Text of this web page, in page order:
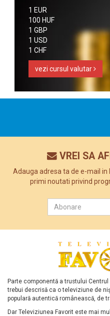
1 EUR
100 HUF
1 GBP
1 USD
1 CHF
vezi cursul valutar
VREI SA
Adauga adresa ta de e-mail in
primi noutati privind
Parte componentă a trustului
trebui descrisă ca o televiziune de
populară autentică românească, de
Dar Televiziunea Favorit este mai